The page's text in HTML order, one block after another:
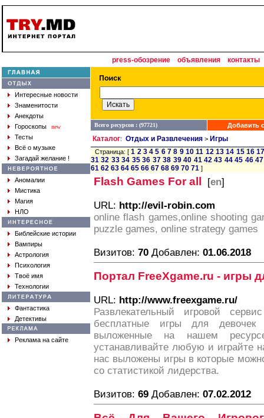
press-обозрение объявления контакты
Интересные новости
Знаменитости
Анекдоты
Гороскопы
new
Тесты
Всё о музыке
Загадай желание !
Аномалии
Мистика
Магия
НЛО
Библейские истории
Вампиры
Астрология
Психология
Твоё имя
Технологии
Фантастика
Детективы
Реклама на сайте
Всего ресурсов : (97721) Добавить
Каталог: Отдых и Развлечения > Игры
Страница: [1 2 3 4 5 6 7 8 9 10 11 12 13 14 15 16
31 32 33 34 35 36 37 38 39 40 41 42 43 44 45 46 47
61 62 63 64 65 66 67 68 69 70 71 ]
Flash Games For all [en]
URL: http://evil-robin.com
online flash games,online shooting
puzzle games, online strategy games
Визитов: 70 Добавлен: 01.06.2018
Портал FreeXgame.ru - игры
URL: http://www.freexgame.ru/
Развлекательный игровой
бесплатные игры для
выложенные на нашем
устанавливайте любую и играйте
нас выложены игры в которые
со статистикой лидерства.
Визитов: 69 Добавлен: 07.02.2012